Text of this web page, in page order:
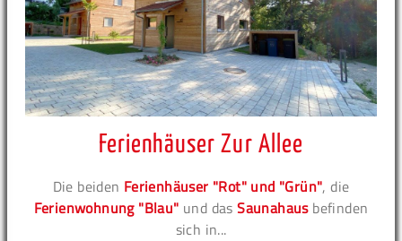
Ferienhäuser Zur Allee
Die beiden Ferienhäuser "Rot" und "Grün", die
Ferienwohnung "Blau" und dasSaunahausbefinden
sich in...